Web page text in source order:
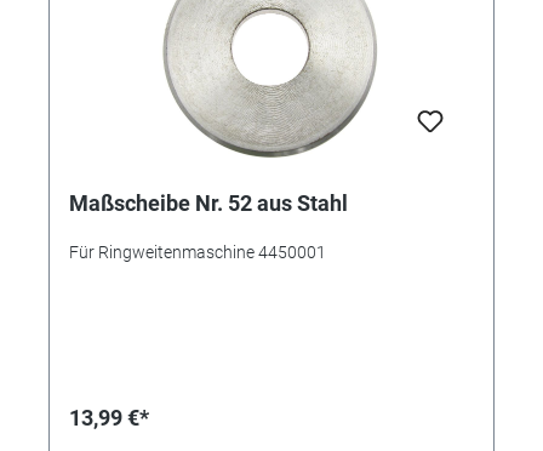
Maßscheibe Nr. 52 aus Stahl
Für Ringweitenmaschine 4450001
13,99 €*